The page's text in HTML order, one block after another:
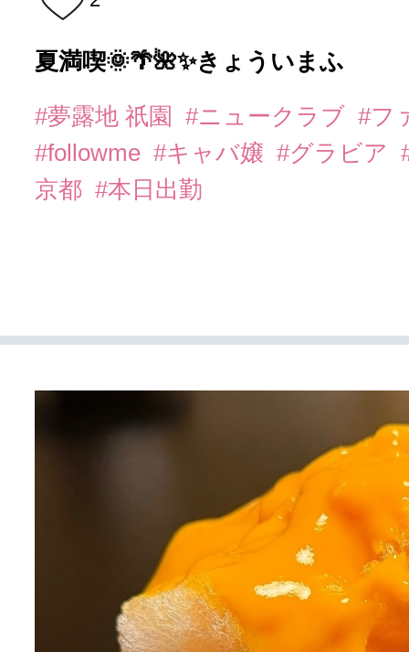
夏満喫🌞🌴🌺✨きょういまふ
#夢露地 祇園 #ニュークラブ #フ
#followme #キャバ嬢 #グラビア
京都 #本日出勤